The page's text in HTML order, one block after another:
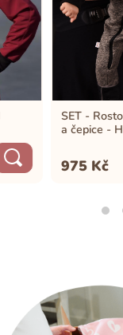
SET - Rostoucí
a čepice - HNĚDÝ
975